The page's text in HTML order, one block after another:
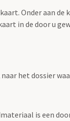
Onder aan de
in de door u
het dossier
is een